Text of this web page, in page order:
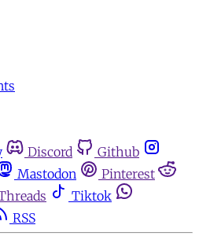
Discord
Github
Mastodon
Pinterest
Tiktok
RSS